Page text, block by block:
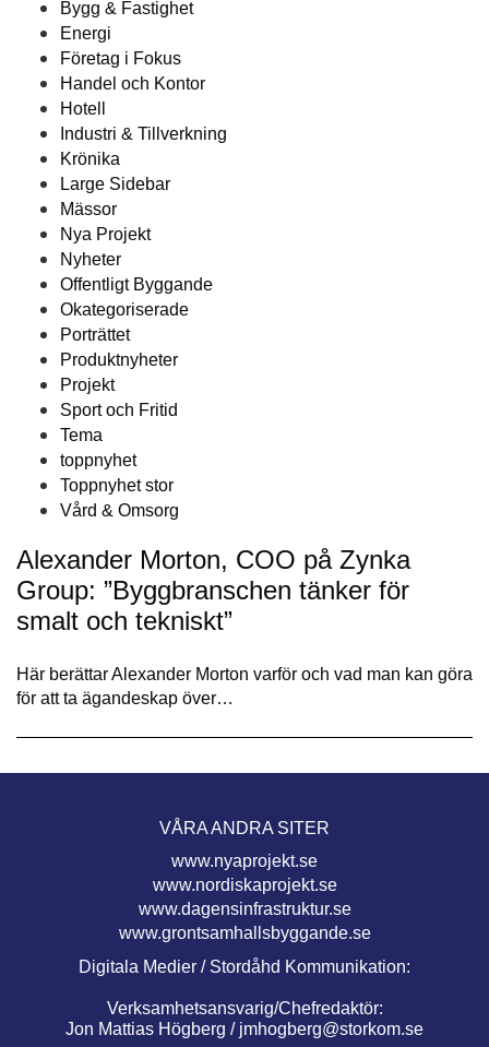
Bygg & Fastighet
Energi
Företag i Fokus
Handel och Kontor
Hotell
Industri & Tillverkning
Krönika
Large Sidebar
Mässor
Nya Projekt
Nyheter
Offentligt Byggande
Okategoriserade
Porträttet
Produktnyheter
Projekt
Sport och Fritid
Tema
toppnyhet
Toppnyhet stor
Vård & Omsorg
Alexander Morton, COO på Zynka
Group: ”Byggbranschen tänker för
smalt och tekniskt”
Här berättar Alexander Morton varför och vad man kan göra
för att ta ägandeskap över…
VÅRA ANDRA SITER
www.nyaprojekt.se
www.nordiskaprojekt.se
www.dagensinfrastruktur.se
www.grontsamhallsbyggande.se
Digitala Medier / Stordåhd Kommunikation:
Verksamhetsansvarig/Chefredaktör:
Jon Mattias Högberg / jmhogberg@storkom.se